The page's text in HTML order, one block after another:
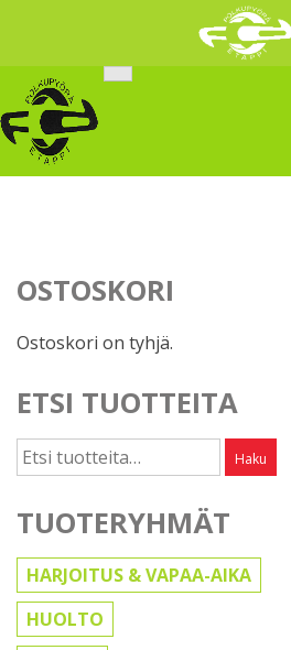
content
OSTOSKORI
Ostoskori on tyhjä.
ETSI TUOTTEITA
Etsi: Haku
TUOTERYHMÄT
HARJOITUS & VAPAA-AIKA
HUOLTO